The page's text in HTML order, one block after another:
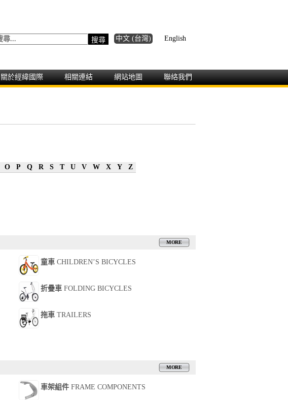
中文 (台灣) English
關於經緯國際 相關連結 網站地圖 聯絡我們
O P Q R S T U V W X Y Z
MORE
童車 CHILDREN’S BICYCLES
折疊車 FOLDING BICYCLES
拖車 TRAILERS
MORE
車架組件 FRAME COMPONENTS